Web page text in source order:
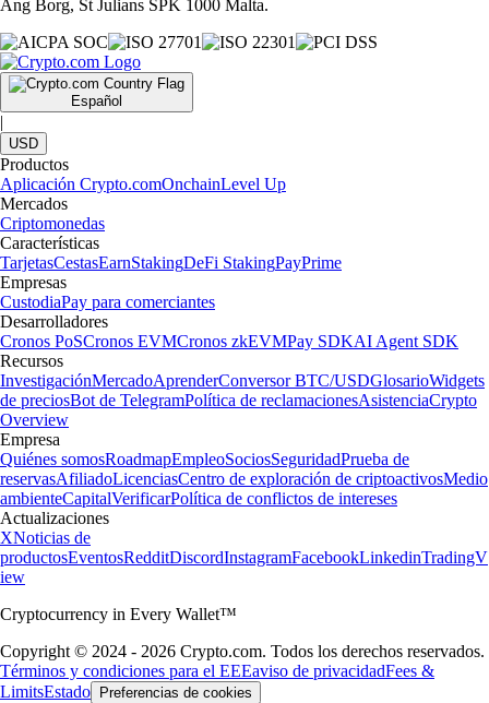
Ang Borg, St Julians SPK 1000 Malta.
Español
|
USD
Productos
Aplicación Crypto.comOnchainLevel Up
Mercados
Criptomonedas
Características
TarjetasCestasEarnStakingDeFi StakingPayPrime
Empresas
CustodiaPay para comerciantes
Desarrolladores
Cronos PoSCronos EVMCronos zkEVMPay SDKAI Agent SDK
Recursos
InvestigaciónMercadoAprenderConversor BTC/USDGlosarioWidgets
de preciosBot de TelegramPolítica de reclamacionesAsistenciaCrypto
Overview
Empresa
Quiénes somosRoadmapEmpleoSociosSeguridadPrueba de
reservasAfiliadoLicenciasCentro de exploración de criptoactivosMedio
ambienteCapitalVerificarPolítica de conflictos de intereses
Actualizaciones
XNoticias de
productosEventosRedditDiscordInstagramFacebookLinkedinTradingV
iew
Cryptocurrency in Every Wallet™
Copyright © 2024 - 2026 Crypto.com. Todos los derechos reservados.
Términos y condiciones para el EEEaviso de privacidadFees &
LimitsEstado Preferencias de cookies